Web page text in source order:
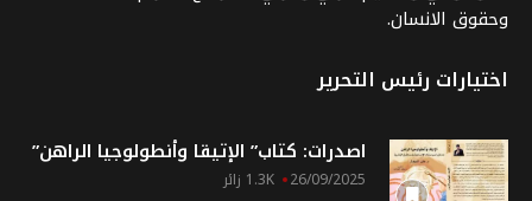
وحقوق الانسان.
اختيارات رئيس التحرير
اصدرات: كتاب” الإتيقا وأنطولوجيا الراهن”
26/09/2025 1.3K زائر